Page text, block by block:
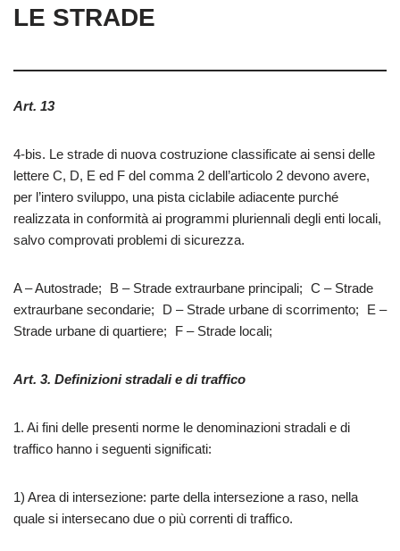
LE STRADE
Art. 13
4-bis. Le strade di nuova costruzione classificate ai sensi delle
lettere C, D, E ed F del comma 2 dell’articolo 2 devono avere,
per l’intero sviluppo, una pista ciclabile adiacente purché
realizzata in conformità ai programmi pluriennali degli enti locali,
salvo comprovati problemi di sicurezza.
A – Autostrade; B – Strade extraurbane principali; C – Strade
extraurbane secondarie; D – Strade urbane di scorrimento; E –
Strade urbane di quartiere; F – Strade locali;
Art. 3. Definizioni stradali e di traffico
1. Ai fini delle presenti norme le denominazioni stradali e di
traffico hanno i seguenti significati:
1) Area di intersezione: parte della intersezione a raso, nella
quale si intersecano due o più correnti di traffico.